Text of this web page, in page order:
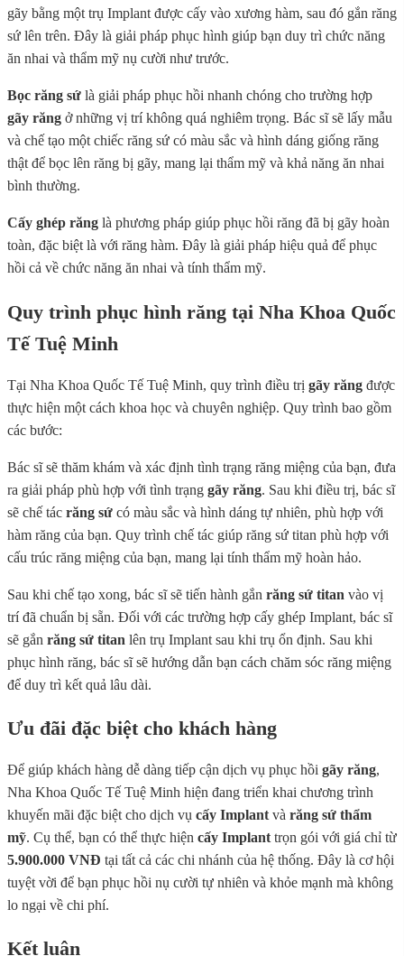
gãy bằng một trụ Implant được cấy vào xương hàm, sau đó gắn răng
sứ lên trên. Đây là giải pháp phục hình giúp bạn duy trì chức năng
ăn nhai và thẩm mỹ nụ cười như trước.
Bọc răng sứ là giải pháp phục hồi nhanh chóng cho trường hợp
gãy răng ở những vị trí không quá nghiêm trọng. Bác sĩ sẽ lấy mẫu
và chế tạo một chiếc răng sứ có màu sắc và hình dáng giống răng
thật để bọc lên răng bị gãy, mang lại thẩm mỹ và khả năng ăn nhai
bình thường.
Cấy ghép răng là phương pháp giúp phục hồi răng đã bị gãy hoàn
toàn, đặc biệt là với răng hàm. Đây là giải pháp hiệu quả để phục
hồi cả về chức năng ăn nhai và tính thẩm mỹ.
Quy trình phục hình răng tại Nha Khoa Quốc
Tế Tuệ Minh
Tại Nha Khoa Quốc Tế Tuệ Minh, quy trình điều trị gãy răng được
thực hiện một cách khoa học và chuyên nghiệp. Quy trình bao gồm
các bước:
Bác sĩ sẽ thăm khám và xác định tình trạng răng miệng của bạn, đưa
ra giải pháp phù hợp với tình trạng gãy răng. Sau khi điều trị, bác sĩ
sẽ chế tác răng sứ có màu sắc và hình dáng tự nhiên, phù hợp với
hàm răng của bạn. Quy trình chế tác giúp răng sứ titan phù hợp với
cấu trúc răng miệng của bạn, mang lại tính thẩm mỹ hoàn hảo.
Sau khi chế tạo xong, bác sĩ sẽ tiến hành gắn răng sứ titan vào vị
trí đã chuẩn bị sẵn. Đối với các trường hợp cấy ghép Implant, bác sĩ
sẽ gắn răng sứ titan lên trụ Implant sau khi trụ ổn định. Sau khi
phục hình răng, bác sĩ sẽ hướng dẫn bạn cách chăm sóc răng miệng
để duy trì kết quả lâu dài.
Ưu đãi đặc biệt cho khách hàng
Để giúp khách hàng dễ dàng tiếp cận dịch vụ phục hồi gãy răng,
Nha Khoa Quốc Tế Tuệ Minh hiện đang triển khai chương trình
khuyến mãi đặc biệt cho dịch vụ cấy Implant và răng sứ thẩm
mỹ. Cụ thể, bạn có thể thực hiện cấy Implant trọn gói với giá chỉ từ
5.900.000 VNĐ tại tất cả các chi nhánh của hệ thống. Đây là cơ hội
tuyệt vời để bạn phục hồi nụ cười tự nhiên và khỏe mạnh mà không
lo ngại về chi phí.
Kết luận